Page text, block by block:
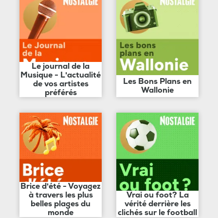
Le journal de la
Musique - L'actualité
de vos artistes
préférés
Les Bons Plans en
Wallonie
Brice d'été - Voyagez
à travers les plus
belles plages du
monde
Vrai ou foot? La
vérité derrière les
clichés sur le football